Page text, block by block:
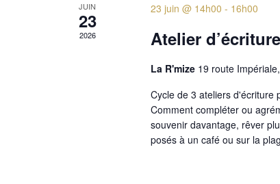
JUIN
23
2026
23 juin @ 14h00 - 16h00
Atelier
La R'mize 19 route
Cycle de 3 ateliers d'écriture
Comment compléter ou
souvenir davantage, rêver
posés à un café ou sur la